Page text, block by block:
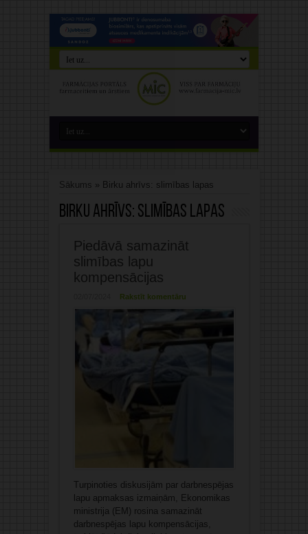
Sākums » Birku ahrīvs: slimības lapas
Birku ahrīvs: slimības lapas
Piedāvā samazināt
slimības lapu
kompensācijas
Rakstīt komentāru
Turpinoties diskusijām par darbnespējas
lapu apmaksas izmaiņām, Ekonomikas
ministrija (EM) rosina samazināt
darbnespējas lapu kompensācijas,